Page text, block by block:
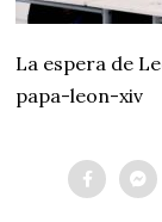
La espera de
papa-leon-xiv